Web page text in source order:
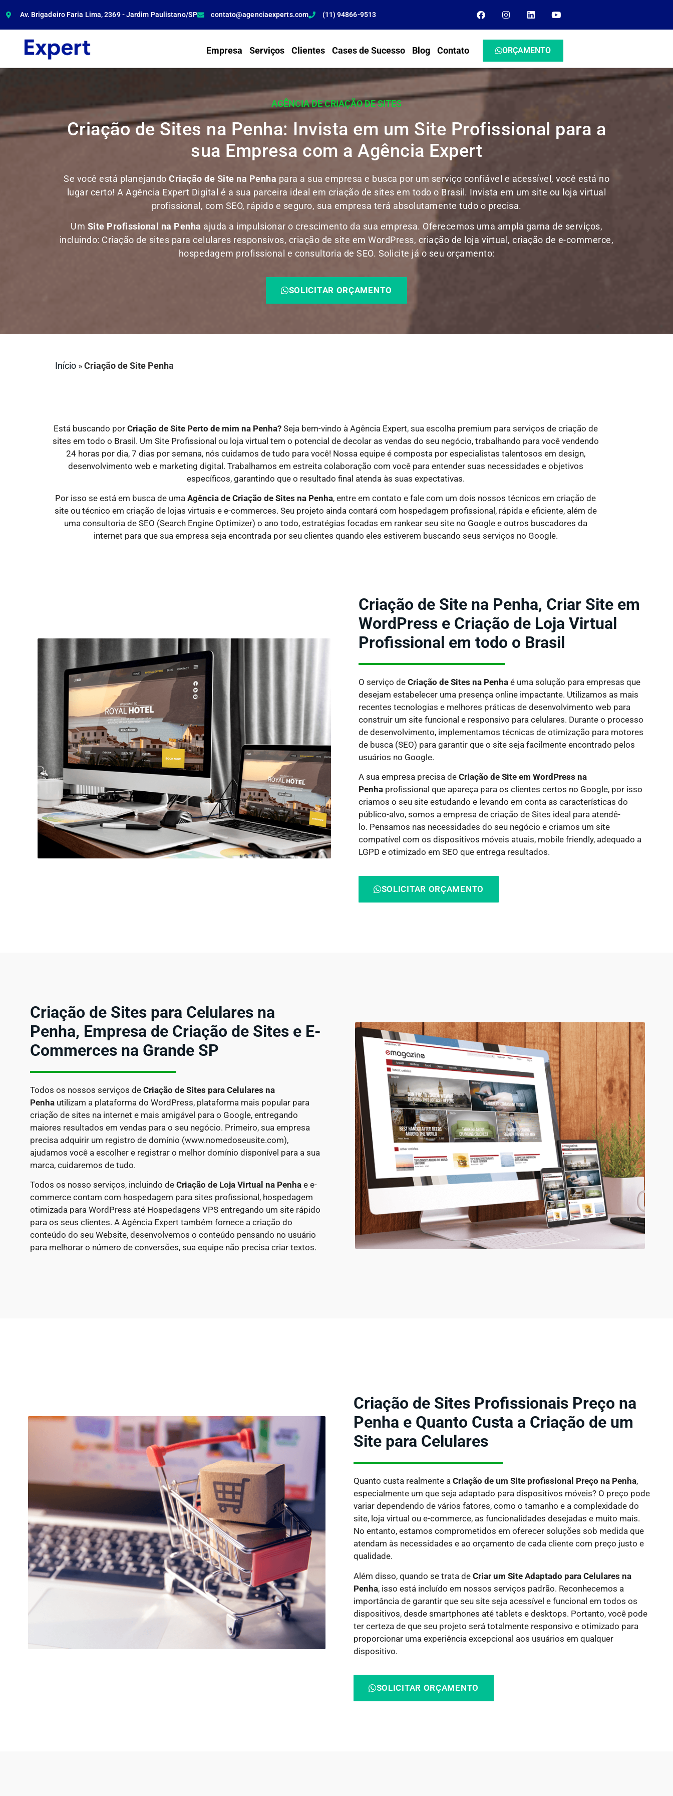
Av. Brigadeiro Faria Lima, 2369 - Jardim Paulistano/SP contato@agenciaexperts.com (11) 94866-9513
Empresa Serviços Clientes Cases de Sucesso Blog Contato ORÇAMENTO
AGÊNCIA DE CRIAÇÃO DE SITES
Criação de Sites na Penha: Invista em um Site Profissional para a
sua Empresa com a Agência Expert
Se você está planejando Criação de Site na Penha para a sua empresa e busca por um serviço confiável e acessível, você está no
lugar certo! A Agência Expert Digital é a sua parceira ideal em criação de sites em todo o Brasil. Invista em um site ou loja virtual
profissional, com SEO, rápido e seguro, sua empresa terá absolutamente tudo o precisa.
Um Site Profissional na Penha ajuda a impulsionar o crescimento da sua empresa. Oferecemos uma ampla gama de serviços,
incluindo: Criação de sites para celulares responsivos, criação de site em WordPress, criação de loja virtual, criação de e-commerce,
hospedagem profissional e consultoria de SEO. Solicite já o seu orçamento:
SOLICITAR ORÇAMENTO
Início »Criação de Site Penha
Está buscando por Criação de Site Perto de mim na Penha?Seja bem-vindo à Agência Expert, sua escolha premium para serviços de criação de
sites em todo o Brasil. Um Site Profissional ou loja virtual tem o potencial de decolar as vendas do seu negócio, trabalhando para você vendendo
24 horas por dia, 7 dias por semana, nós cuidamos de tudo para você! Nossa equipe é composta por especialistas talentosos em design,
desenvolvimento web e marketing digital. Trabalhamos em estreita colaboração com você para entender suas necessidades e objetivos
específicos, garantindo que o resultado final atenda às suas expectativas.
Por isso se está em busca de uma Agência de Criação de Sites na Penha, entre em contato e fale com um dois nossos técnicos em criação de
site ou técnico em criação de lojas virtuais e e-commerces. Seu projeto ainda contará com hospedagem profissional, rápida e eficiente, além de
uma consultoria de SEO (Search Engine Optimizer) o ano todo, estratégias focadas em rankear seu site no Google e outros buscadores da
internet para que sua empresa seja encontrada por seu clientes quando eles estiverem buscando seus serviços no Google.
Criação de Site na Penha, Criar Site em
WordPress e Criação de Loja Virtual
Profissional em todo o Brasil
O serviço de Criação de Sites na Penhaé uma solução para empresas que
desejam estabelecer uma presença online impactante. Utilizamos as mais
recentes tecnologias e melhores práticas de desenvolvimento web para
construir um site funcional e responsivo para celulares. Durante o processo
de desenvolvimento, implementamos técnicas de otimização para motores
de busca (SEO) para garantir que o site seja facilmente encontrado pelos
usuários no Google.
A sua empresa precisa de Criação de Site em WordPress na
Penhaprofissional que apareça para os clientes certos no Google, por isso
criamos o seu site estudando e levando em conta as características do
público-alvo, somos a empresa de criação de Sites ideal para atendê-
lo. Pensamos nas necessidades do seu negócio e criamos um site
compatível com os dispositivos móveis atuais, mobile friendly, adequado a
LGPD e otimizado em SEO que entrega resultados.
SOLICITAR ORÇAMENTO
Criação de Sites para Celulares na
Penha, Empresa de Criação de Sites e E-
Commerces na Grande SP
Todos os nossos serviços de Criação de Sites para Celulares na
Penha utilizam a plataforma do WordPress, plataforma mais popular para
criação de sites na internet e mais amigável para o Google, entregando
maiores resultados em vendas para o seu negócio. Primeiro, sua empresa
precisa adquirir um registro de domínio (www.nomedoseusite.com),
ajudamos você a escolher e registrar o melhor domínio disponível para a sua
marca, cuidaremos de tudo.
Todos os nosso serviços, incluindo de Criação de Loja Virtual na Penha e e-
commerce contam com hospedagem para sites profissional, hospedagem
otimizada para WordPress até Hospedagens VPS entregando um site rápido
para os seus clientes. A Agência Expert também fornece a criação do
conteúdo do seu Website, desenvolvemos o conteúdo pensando no usuário
para melhorar o número de conversões, sua equipe não precisa criar textos.
Criação de Sites Profissionais Preço na
Penha e Quanto Custa a Criação de um
Site para Celulares
Quanto custa realmente a Criação de um Site profissional Preço na Penha,
especialmente um que seja adaptado para dispositivos móveis? O preço pode
variar dependendo de vários fatores, como o tamanho e a complexidade do
site, loja virtual ou e-commerce, as funcionalidades desejadas e muito mais.
No entanto, estamos comprometidos em oferecer soluções sob medida que
atendam às necessidades e ao orçamento de cada cliente com preço justo e
qualidade.
Além disso, quando se trata de Criar um Site Adaptado para Celulares na
Penha, isso está incluído em nossos serviços padrão. Reconhecemos a
importância de garantir que seu site seja acessível e funcional em todos os
dispositivos, desde smartphones até tablets e desktops. Portanto, você pode
ter certeza de que seu projeto será totalmente responsivo e otimizado para
proporcionar uma experiência excepcional aos usuários em qualquer
dispositivo.
SOLICITAR ORÇAMENTO